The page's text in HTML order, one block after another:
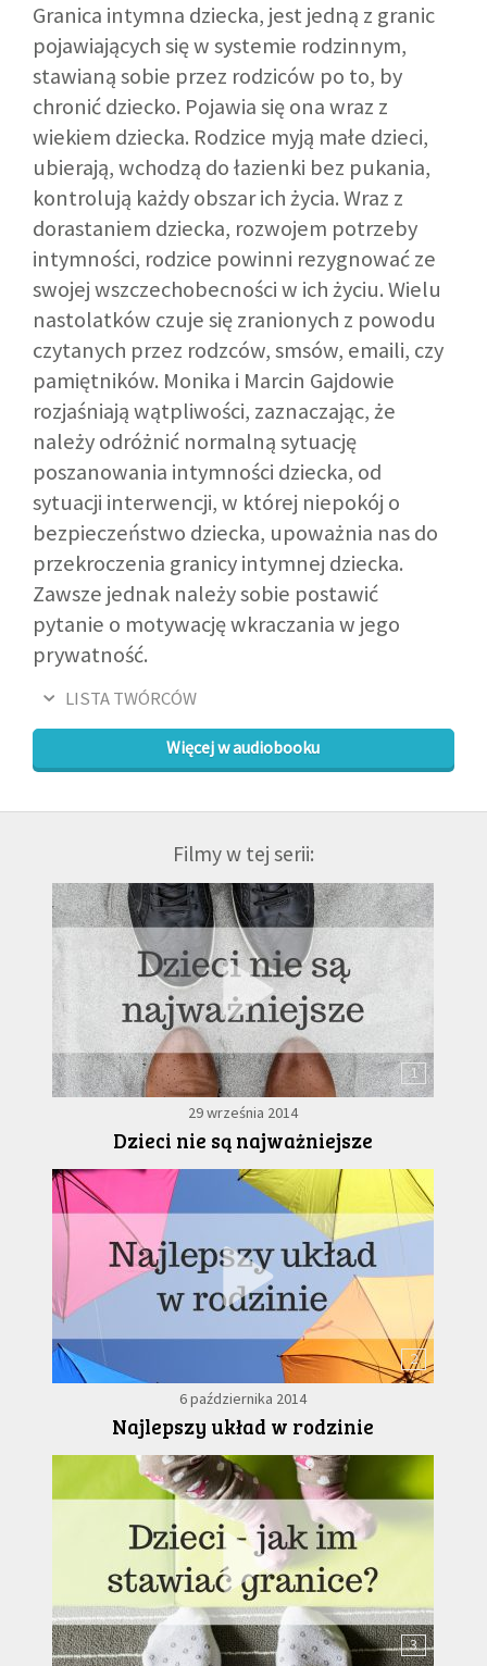
NEWSLETTER
DLA MEDIÓW
KONTAKT
Granica intymna dziecka, jest jedną z granic
pojawiających się w systemie rodzinnym,
stawianą sobie przez rodziców po to, by
chronić dziecko. Pojawia się ona wraz z
wiekiem dziecka. Rodzice myją małe dzieci,
ubierają, wchodzą do łazienki bez pukania,
kontrolują każdy obszar ich życia. Wraz z
dorastaniem dziecka, rozwojem potrzeby
intymności, rodzice powinni rezygnować ze
swojej wszczechobecności w ich życiu. Wielu
nastolatków czuje się zranionych z powodu
czytanych przez rodzców, smsów, emaili, czy
pamiętników. Monika i Marcin Gajdowie
rozjaśniają wątpliwości, zaznaczając, że
należy odróżnić normalną sytuację
poszanowania intymności dziecka, od
sytuacji interwencji, w której niepokój o
bezpieczeństwo dziecka, upoważnia nas do
przekroczenia granicy intymnej dziecka.
Zawsze jednak należy sobie postawić
pytanie o motywację wkraczania w jego
prywatność.
LISTA TWÓRCÓW
Więcej w audiobooku
Filmy w tej serii:
1
29 września 2014
Dzieci nie są najważniejsze
2
6 października 2014
Najlepszy układ w rodzinie
3